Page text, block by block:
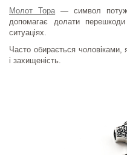
Молот Тора— символ
допомагає долати перешкоди
ситуаціях.
Часто обирається чоловіками,
і захищеність.